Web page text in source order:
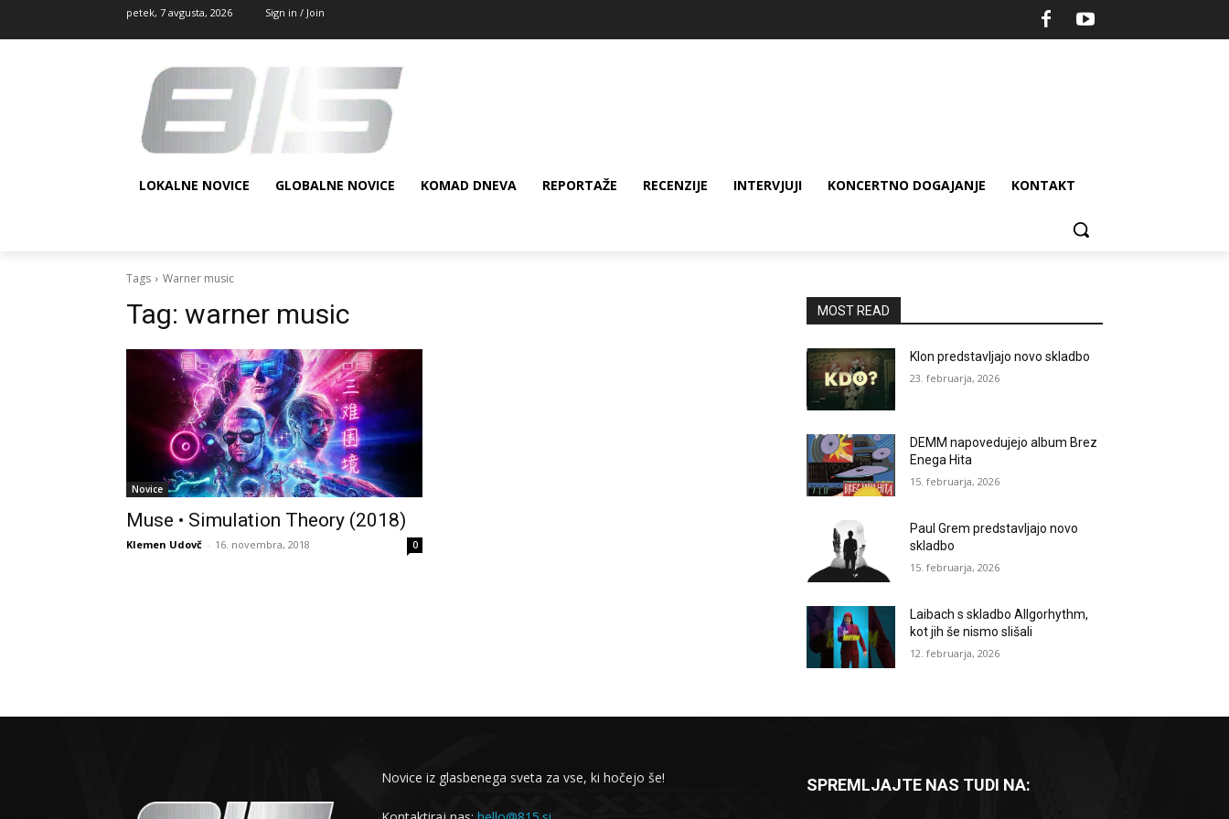
petek, 7 avgusta, 2026 Sign in / Join
LOKALNE NOVICE GLOBALNE NOVICE KOMAD DNEVA REPORTAŽE RECENZIJE INTERVJUJI KONCERTNO DOGAJANJE KONTAKT
Tags Warner music
Tag: warner music
Novice
Muse • Simulation Theory (2018)
Klemen Udovč - 16. novembra, 2018 0
MOST READ
Klon predstavljajo novo skladbo
23. februarja, 2026
DEMM napovedujejo album Brez
Enega Hita
15. februarja, 2026
Paul Grem predstavljajo novo
skladbo
15. februarja, 2026
Laibach s skladbo Allgorhythm,
kot jih še nismo slišali
12. februarja, 2026
Novice iz glasbenega sveta za vse, ki hočejo še! SPREMLJAJTE NAS TUDI NA: